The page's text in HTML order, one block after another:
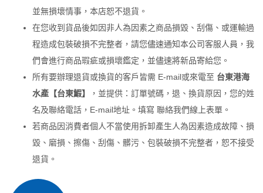
並無損壞情事，本店恕不退貨。
在您收到貨品後如因非人為因素之商品損毀、刮傷、或運輸過
程造成包裝破損不完整者，請您儘速通知本公司客服人員，我
們會進行商品瑕疵或損壞鑑定，並儘速將新品寄給您。
所有要辦理退貨或換貨的客戶皆需 E-mail或來電至 台東港海
水產【台東鰕】
，並提供：訂單號碼，退、換貨原因，您的姓
名及聯絡電話，E-mail地址。填寫 聯絡我們線上表單。
若商品因消費者個人不當使用拆卸產生人為因素造成故障、損
毀、磨損、擦傷、刮傷、髒污、包裝破損不完整者，恕不接受
退貨。